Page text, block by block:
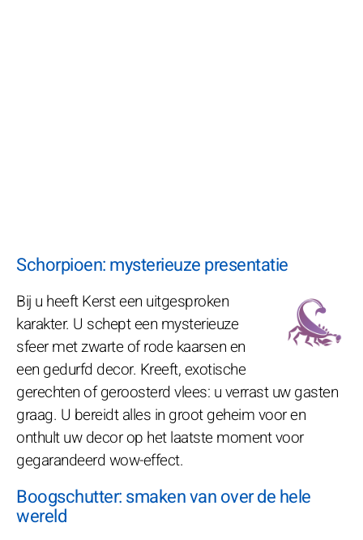
Schorpioen: mysterieuze presentatie
Bij u heeft Kerst een uitgesproken
karakter. U schept een mysterieuze
sfeer met zwarte of rode kaarsen en
een gedurfd decor. Kreeft, exotische
gerechten of geroosterd vlees: u verrast uw gasten
graag. U bereidt alles in groot geheim voor en
onthult uw decor op het laatste moment voor
gegarandeerd wow-effect.
Boogschutter: smaken van over de hele
wereld